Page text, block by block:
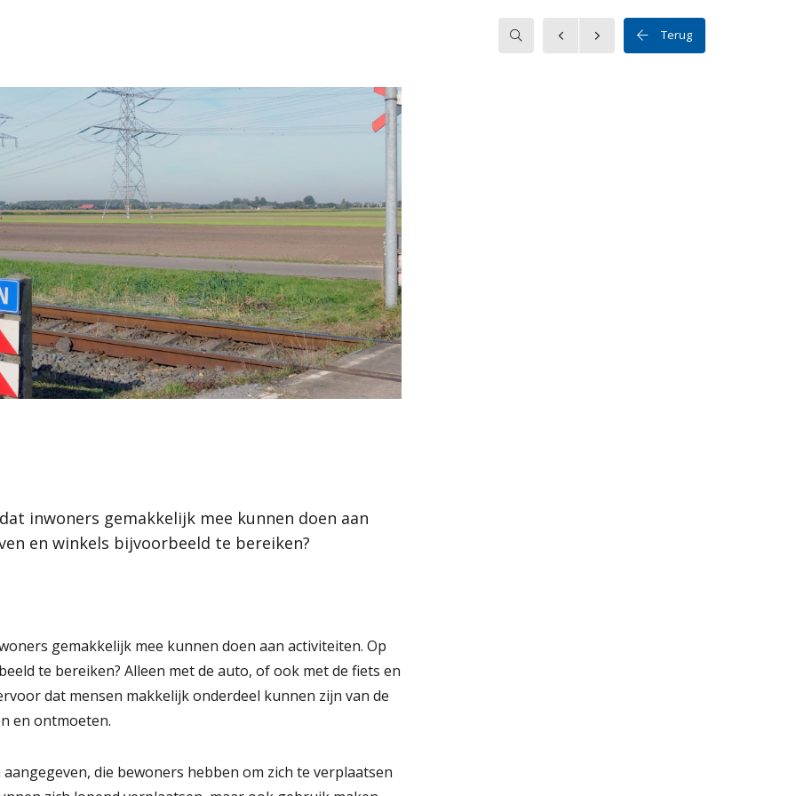
gemakkelijk
zijn bedrijven en
Zoeken Terug
inwoners gemakkelijk mee kunnen doen aan
en winkels bijvoorbeeld te bereiken?
gemakkelijk mee kunnen doen aan activiteiten. Op
te bereiken? Alleen met de auto, of ook met de fiets en
dat mensen makkelijk onderdeel kunnen zijn van de
en ontmoeten.
die bewoners hebben om zich te verplaatsen